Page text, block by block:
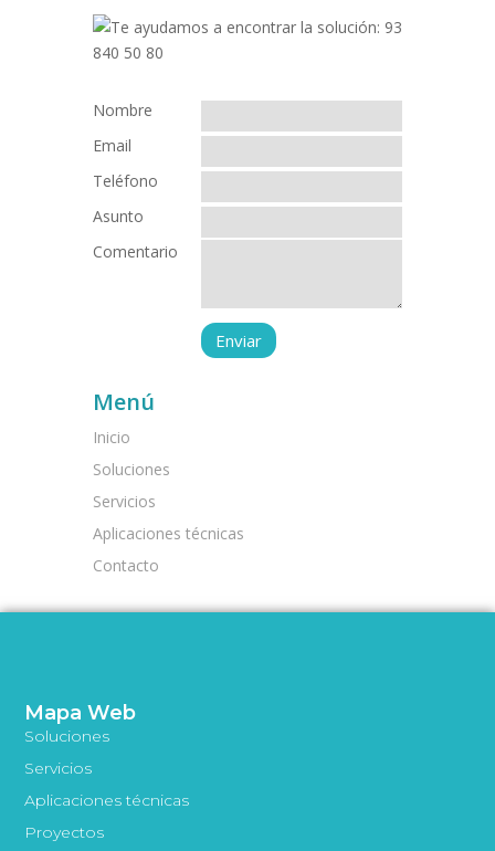
Nombre
Email
Teléfono
Asunto
Comentario
Menú
Inicio
Soluciones
Servicios
Aplicaciones técnicas
Contacto
Mapa Web
Soluciones
Servicios
Aplicaciones técnicas
Proyectos